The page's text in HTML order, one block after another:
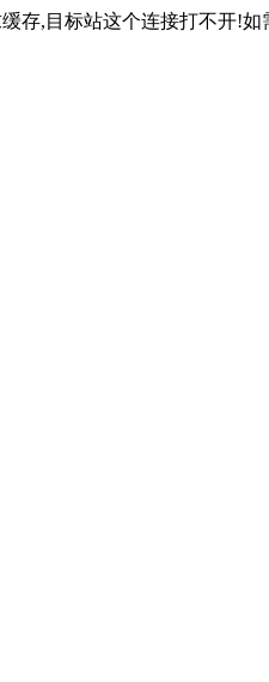
存,目标站这个连接打不开!